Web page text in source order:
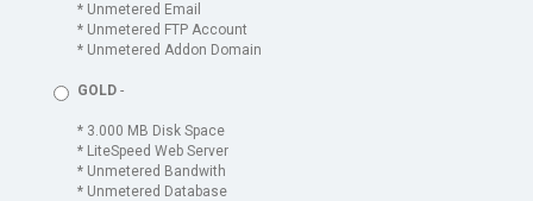
* Unmetered Email
* Unmetered FTP Account
* Unmetered Addon Domain
GOLD -
* 3.000 MB Disk Space
* LiteSpeed Web Server
* Unmetered Bandwith
* Unmetered Database